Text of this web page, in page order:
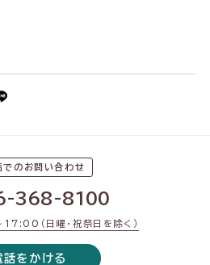
でのお問い合わせ
368-8100
（日曜・祝祭日を除く）
話をかける